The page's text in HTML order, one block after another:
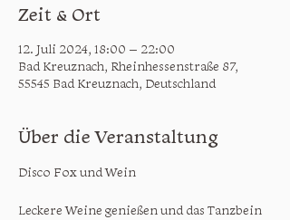
Zeit & Ort
12. Juli 2024, 18:00 – 22:00
Bad Kreuznach, Rheinhessenstraße 87,
55545 Bad Kreuznach, Deutschland
Über die Veranstaltung
Disco Fox und Wein
Leckere Weine genießen und das Tanzbein